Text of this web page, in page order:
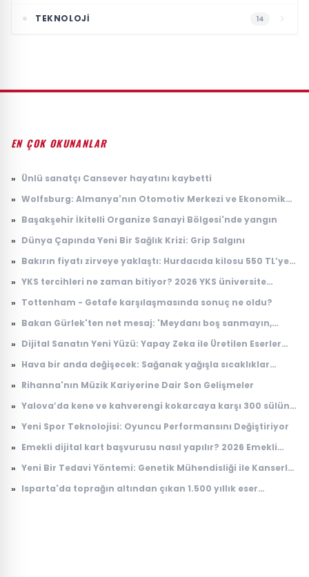
TEKNOLOJI 14
EN ÇOK OKUNANLAR
» Ünlü sanatçı Cansever hayatını kaybetti
» Wolfsburg: Almanya'nın Otomotiv Merkezi ve Ekonomik
» Başakşehir İkitelli Organize Sanayi Bölgesi'nde yangın
» Dünya Çapında Yeni Bir Sağlık Krizi: Grip Salgını
» Bakırın fiyatı zirveye yaklaştı: Hurdacıda kilosu 550 TL’ye
» YKS tercihleri ne zaman bitiyor? 2026 YKS üniversite
» Tottenham - Getafe karşılaşmasında sonuç ne oldu?
» Bakan Gürlek'ten net mesaj: 'Meydanı boş sanmayın,
» Dijital Sanatın Yeni Yüzü: Yapay Zeka ile Üretilen Eserler
» Hava bir anda değişecek: Sağanak yağışla sıcaklıklar
» Rihanna'nın Müzik Kariyerine Dair Son Gelişmeler
» Yalova’da kene ve kahverengi kokarcaya karşı 300 sülün
» Yeni Spor Teknolojisi: Oyuncu Performansını Değiştiriyor
» Emekli dijital kart başvurusu nasıl yapılır? 2026 Emekli
» Yeni Bir Tedavi Yöntemi: Genetik Mühendisliği ile Kanserle
» Isparta'da toprağın altından çıkan 1.500 yıllık eser